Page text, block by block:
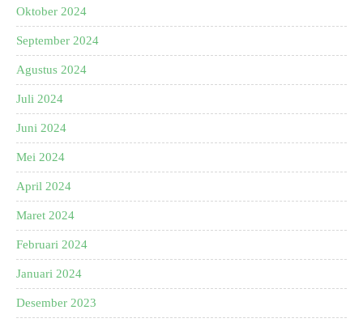
Oktober 2024
September 2024
Agustus 2024
Juli 2024
Juni 2024
Mei 2024
April 2024
Maret 2024
Februari 2024
Januari 2024
Desember 2023